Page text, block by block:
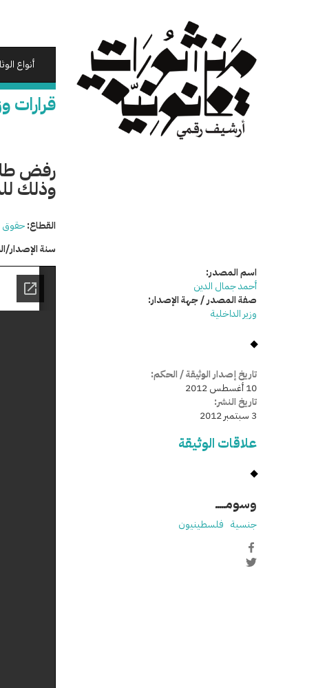
أنواع
قرارات
رفض
وذلك
القطاع:حقوق
سنة الإصدار/
اسم المصدر:
أحمد جمال الدين
صفة المصدر / جهة الإصدار:
وزير الداخلية
تاريخ إصدار الوثيقة / الحكم:
10 أغسطس 2012
تاريخ النشر:
3 سبتمبر 2012
علاقات الوثيقة
وسومـــــ
جنسية فلسطينيون